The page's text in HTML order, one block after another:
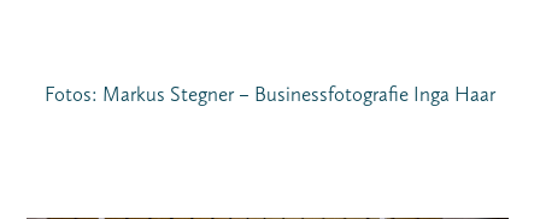
Fotos: Markus Stegner – Businessfotografie Inga Haar